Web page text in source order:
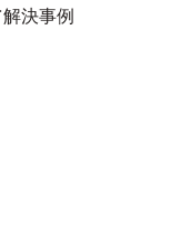
解決事例